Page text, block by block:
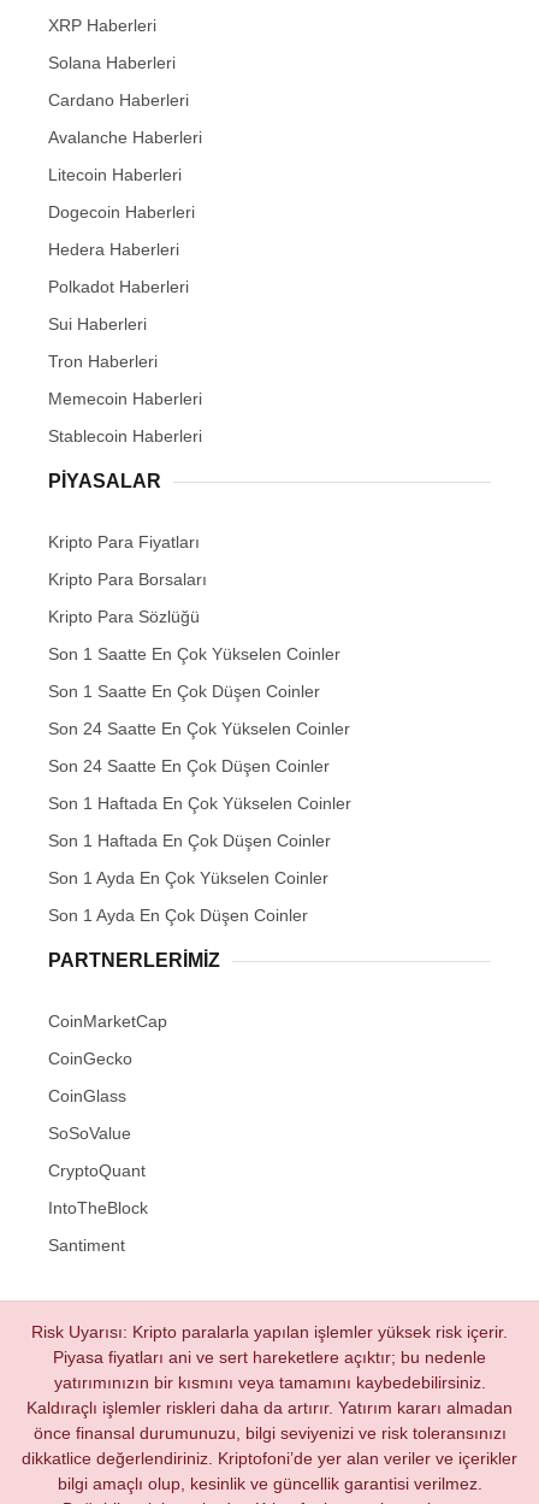
XRP Haberleri
Solana Haberleri
Cardano Haberleri
Avalanche Haberleri
Litecoin Haberleri
Dogecoin Haberleri
Hedera Haberleri
Polkadot Haberleri
Sui Haberleri
Tron Haberleri
Memecoin Haberleri
Stablecoin Haberleri
PIYASALAR
Kripto Para Fiyatları
Kripto Para Borsaları
Kripto Para Sözlüğü
Son 1 Saatte En Çok Yükselen Coinler
Son 1 Saatte En Çok Düşen Coinler
Son 24 Saatte En Çok Yükselen Coinler
Son 24 Saatte En Çok Düşen Coinler
Son 1 Haftada En Çok Yükselen Coinler
Son 1 Haftada En Çok Düşen Coinler
Son 1 Ayda En Çok Yükselen Coinler
Son 1 Ayda En Çok Düşen Coinler
PARTNERLERIMIZ
CoinMarketCap
CoinGecko
CoinGlass
SoSoValue
CryptoQuant
IntoTheBlock
Santiment
Risk Uyarısı: Kripto paralarla yapılan işlemler yüksek risk içerir.
Piyasa fiyatları ani ve sert hareketlere açıktır; bu nedenle
yatırımınızın bir kısmını veya tamamını kaybedebilirsiniz.
Kaldıraçlı işlemler riskleri daha da artırır. Yatırım kararı almadan
önce finansal durumunuzu, bilgi seviyenizi ve risk toleransınızı
dikkatlice değerlendiriniz. Kriptofoni’de yer alan veriler ve içerikler
bilgi amaçlı olup, kesinlik ve güncellik garantisi verilmez.